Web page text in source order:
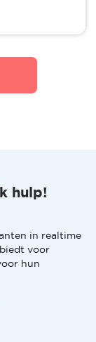
hulp!
in realtime
voor
hun